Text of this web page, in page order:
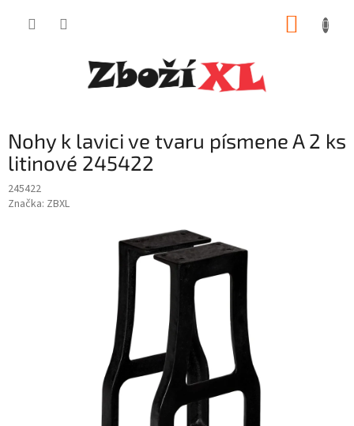
Nohy k lavici ve tvaru písmene A 2 ks
litinové 245422
245422
Značka: ZBXL